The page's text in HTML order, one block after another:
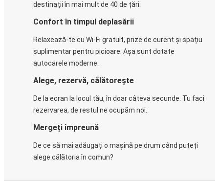
destinații în mai mult de 40 de țări.
Confort în timpul deplasării
Relaxează-te cu Wi-Fi gratuit, prize de curent și spațiu
suplimentar pentru picioare. Așa sunt dotate
autocarele moderne.
Alege, rezervă, călătorește
De la ecran la locul tău, în doar câteva secunde. Tu faci
rezervarea, de restul ne ocupăm noi.
Mergeți împreună
De ce să mai adăugați o mașină pe drum când puteți
alege călătoria în comun?